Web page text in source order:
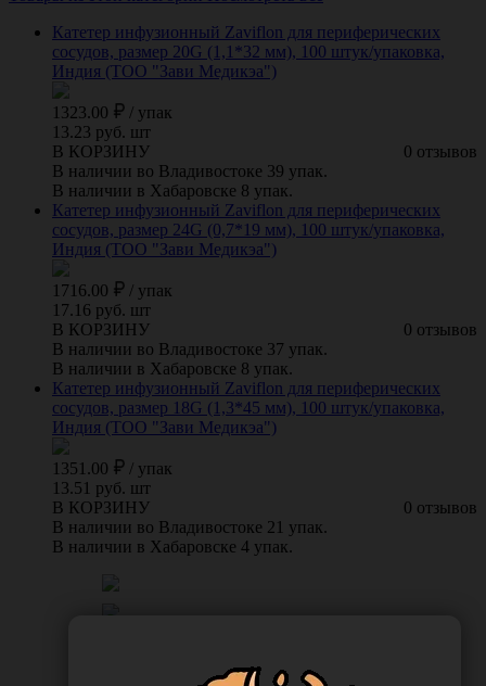
Катетер инфузионный Zaviflon для периферических
сосудов, размер 20G (1,1*32 мм), 100 штук/упаковка,
Индия (ТОО "Зави Медикэа")
1323.00 / упак
13.23 руб. шт
0 отзывов
В КОРЗИНУ
В наличии во Владивостоке 39 упак.
В наличии в Хабаровске 8 упак.
Катетер инфузионный Zaviflon для периферических
сосудов, размер 24G (0,7*19 мм), 100 штук/упаковка,
Индия (ТОО "Зави Медикэа")
1716.00 / упак
17.16 руб. шт
0 отзывов
В КОРЗИНУ
В наличии во Владивостоке 37 упак.
В наличии в Хабаровске 8 упак.
Катетер инфузионный Zaviflon для периферических
сосудов, размер 18G (1,3*45 мм), 100 штук/упаковка,
Индия (ТОО "Зави Медикэа")
1351.00 / упак
13.51 руб. шт
0 отзывов
В КОРЗИНУ
В наличии во Владивостоке 21 упак.
В наличии в Хабаровске 4 упак.